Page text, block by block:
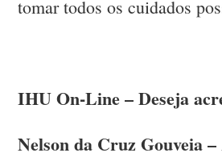
tomar todos os cuidados
IHU On-Line – Deseja
Nelson da Cruz Gouveia –